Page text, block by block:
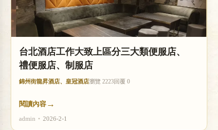
台北酒店工作大致上區分三大類便服店、
禮便服店、制服店
錦州街龍昇酒店、皇冠酒店瀏覽 2223回覆 0
閱讀內容 →
admin • 2026-2-1